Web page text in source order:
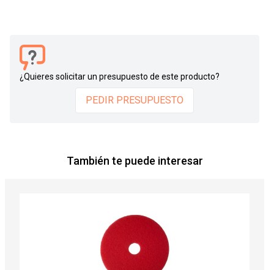
¿Quieres solicitar un presupuesto de este producto?
PEDIR PRESUPUESTO
También te puede interesar